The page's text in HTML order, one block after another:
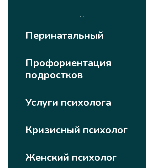
Бесплатный психолог
Перинатальный
Профориентация
подростков
Услуги психолога
Кризисный психолог
Женский психолог